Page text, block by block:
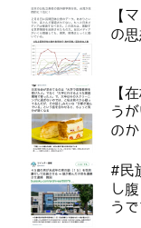
【
の
【
う
のか
#民
し
う